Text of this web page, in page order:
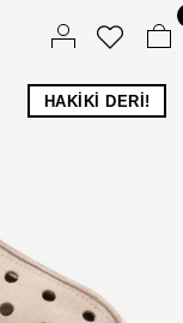
HAKIKI DERI!